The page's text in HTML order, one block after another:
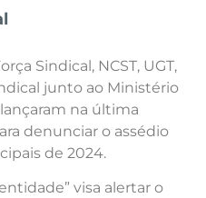
Sindical, NCST, UGT,
junto ao Ministério
na última
denunciar o assédio
de 2024.
visa alertar o